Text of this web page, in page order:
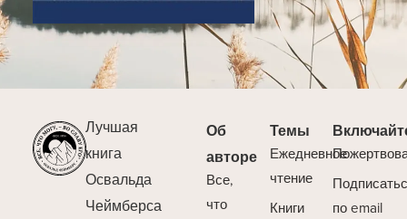
Лучшая
книга
Освальда
Чеймберса
Об
авторе
Все,
что
Темы
Ежедневное
чтение
Книги
по email